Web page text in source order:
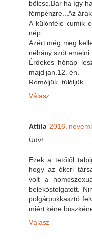
bölcse.Bár ha így
fémpénzre...Az
A különféle cumik
nép.
Azért még meg
néhány szót emelni.
Érdekes hónap
majd jan.12.-én.
Reméljük, túléljük.
Válasz
Attila 2016.
Üdv!
Ezek a tetőtől
hogy az ókori
volt a
belekóstolgatott.
polgárpukkasztó
miért kéne
Válasz